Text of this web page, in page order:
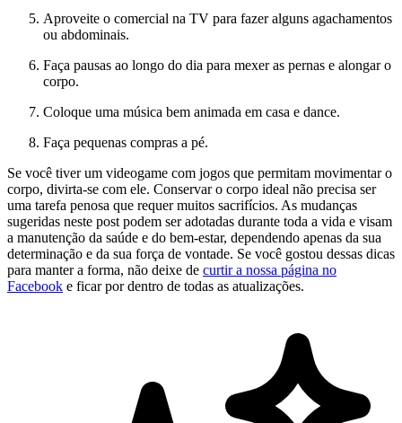
Aproveite o comercial na TV para fazer alguns agachamentos
ou abdominais.
Faça pausas ao longo do dia para mexer as pernas e alongar o
corpo.
Coloque uma música bem animada em casa e dance.
Faça pequenas compras a pé.
Se você tiver um videogame com jogos que permitam movimentar o
corpo, divirta-se com ele. Conservar o corpo ideal não precisa ser
uma tarefa penosa que requer muitos sacrifícios. As mudanças
sugeridas neste post podem ser adotadas durante toda a vida e visam
a manutenção da saúde e do bem-estar, dependendo apenas da sua
determinação e da sua força de vontade. Se você gostou dessas dicas
para manter a forma, não deixe de curtir a nossa página no
Facebook e ficar por dentro de todas as atualizações.